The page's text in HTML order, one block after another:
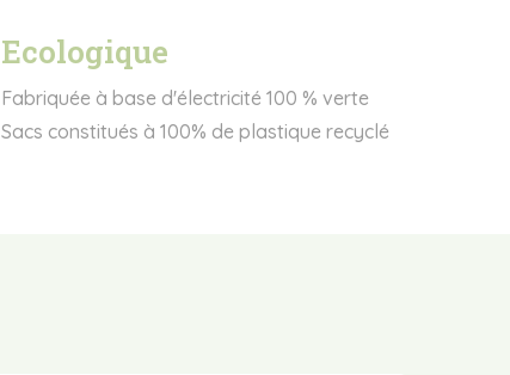
Ecologique
Fabriquée à base d'électricité 100 % verte
Sacs constitués à 100% de plastique recyclé